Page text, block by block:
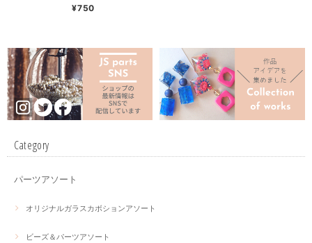
¥750
Category
パーツアソート
オリジナルガラスカボションアソート
ビーズ＆パーツアソート